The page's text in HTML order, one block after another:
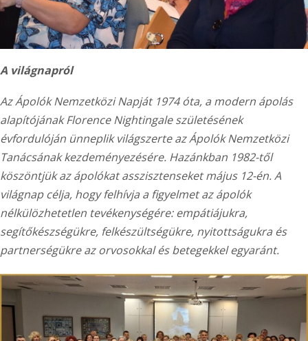
A világnapról
Az Ápolók Nemzetközi Napját 1974 óta, a modern ápolás
alapítójának Florence Nightingale születésének
évfordulóján ünneplik világszerte az Ápolók Nemzetközi
Tanácsának kezdeményezésére. Hazánkban 1982-től
köszöntjük az ápolókat asszisztenseket május 12-én. A
világnap célja, hogy felhívja a figyelmet az ápolók
nélkülözhetetlen tevékenységére: empátiájukra,
segítőkészségükre, felkészültségükre, nyitottságukra és
partnerségükre az orvosokkal és betegekkel egyaránt.